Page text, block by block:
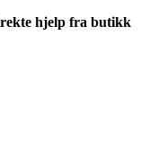
hjelp fra butikk